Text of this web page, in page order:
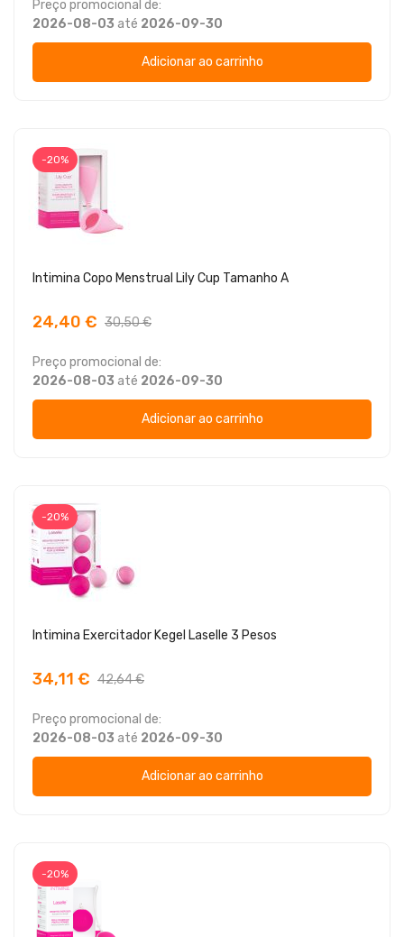
Preço promocional de:
2026-08-03 até 2026-09-30
Adicionar ao carrinho
-20%
Intimina Copo Menstrual Lily Cup Tamanho A
24,40 € 30,50 €
Preço promocional de:
2026-08-03 até 2026-09-30
Adicionar ao carrinho
-20%
Intimina Exercitador Kegel Laselle 3 Pesos
34,11 € 42,64 €
Preço promocional de:
2026-08-03 até 2026-09-30
Adicionar ao carrinho
-20%